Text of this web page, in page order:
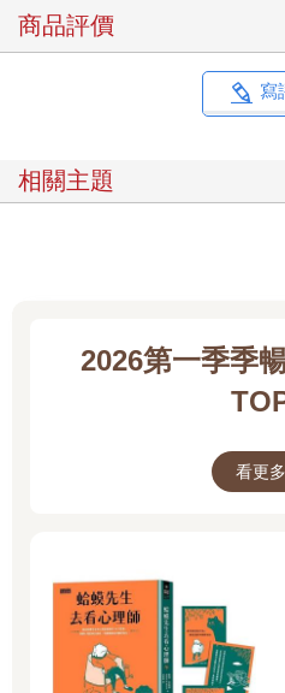
商品評價
寫
相關主題
2026第一季季
看更多